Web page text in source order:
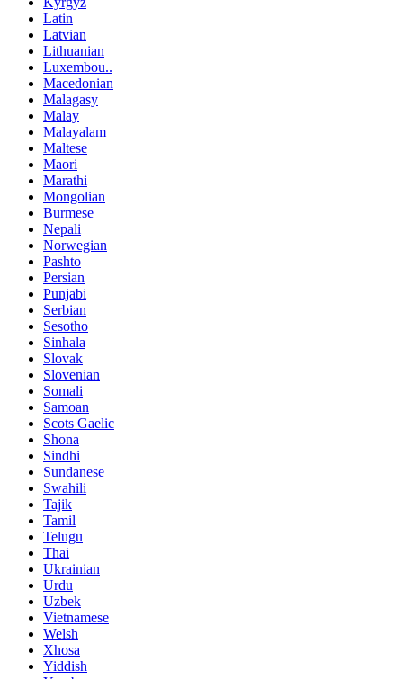
Latin
Latvian
Lithuanian
Luxembou..
Macedonian
Malagasy
Malay
Malayalam
Maltese
Maori
Marathi
Mongolian
Burmese
Nepali
Norwegian
Pashto
Persian
Punjabi
Serbian
Sesotho
Sinhala
Slovak
Slovenian
Somali
Samoan
Scots Gaelic
Shona
Sindhi
Sundanese
Swahili
Tajik
Tamil
Telugu
Thai
Ukrainian
Urdu
Uzbek
Vietnamese
Welsh
Xhosa
Yiddish